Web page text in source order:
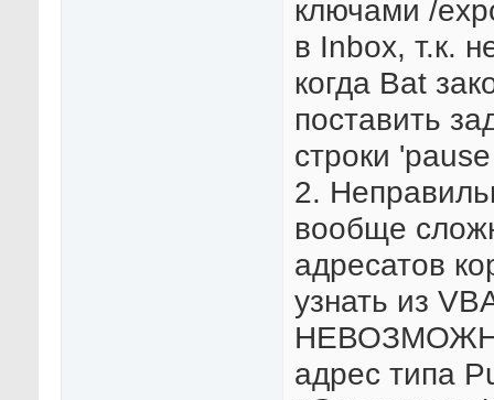
ключами /
в Inbox, т.к.
когда Bat
поставить
строки
2.
вообще
адресатов
узнать из
адрес типа